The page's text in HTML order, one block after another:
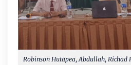
Robinson Hutapea, Abdullah, Richad